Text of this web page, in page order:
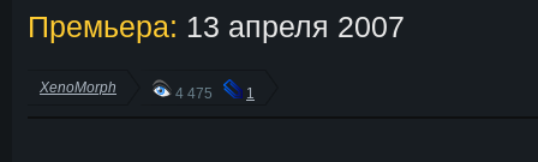
Премьера: 13 апреля 2007
XenoMorph 4 475 1